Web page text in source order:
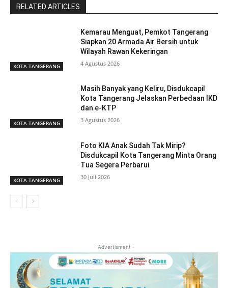
RELATED ARTICLES
KOTA TANGERANG
Kemarau Menguat, Pemkot Tangerang
Siapkan 20 Armada Air Bersih untuk
Wilayah Rawan Kekeringan
4 Agustus 2026
KOTA TANGERANG
Masih Banyak yang Keliru, Disdukcapil
Kota Tangerang Jelaskan Perbedaan IKD
dan e-KTP
3 Agustus 2026
KOTA TANGERANG
Foto KIA Anak Sudah Tak Mirip?
Disdukcapil Kota Tangerang Minta Orang
Tua Segera Perbarui
30 Juli 2026
- Advertisment -